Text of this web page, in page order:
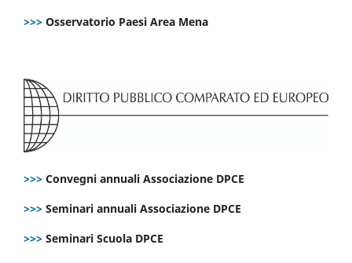
>>> Osservatorio Paesi Area Mena
>>> Convegni annuali Associazione DPCE
>>> Seminari annuali Associazione DPCE
>>> Seminari Scuola DPCE